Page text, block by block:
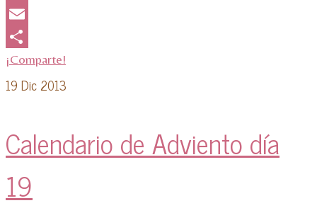
WhatsApp
Email
¡Comparte!
19 Dic 2013
Calendario de Adviento día
19